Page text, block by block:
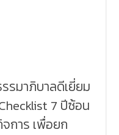
รมาภิบาลดีเยี่ยม
7 ปีซ้อน
การ เพื่อยก